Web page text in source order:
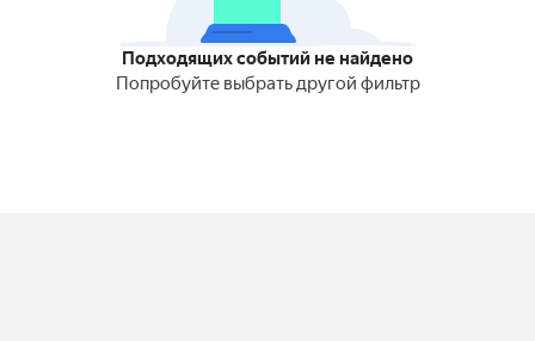
Подходящих событий не найдено
Попробуйте выбрать другой фильтр